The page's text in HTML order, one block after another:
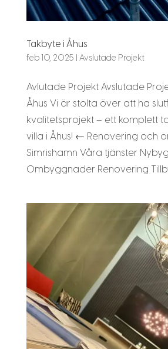
Takbyte i Åhus
feb 10, 2025 Avslutade Projekt
Avlutade Projekt Avslutade
Åhus Vi är stolta över att ha
kvalitetsprojekt – ett komplett
villa i Åhus! ← Renovering och
Simrishamn Våra tjänster
Ombyggnader Renovering